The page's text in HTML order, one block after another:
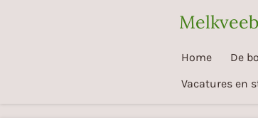
Home De
Vacatures en